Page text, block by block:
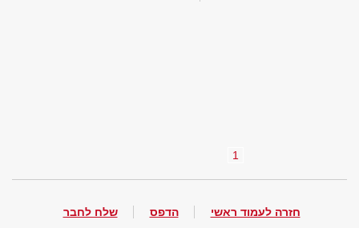
1
חזרה לעמוד ראשי הדפס שלח לחבר